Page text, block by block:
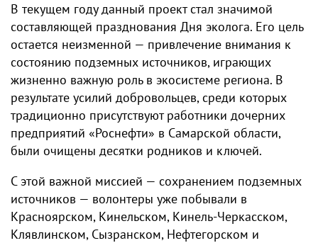
В текущем году данный проект стал значимой
составляющей празднования Дня эколога. Его цель
остается неизменной — привлечение внимания к
состоянию подземных источников, играющих
жизненно важную роль в экосистеме региона. В
результате усилий добровольцев, среди которых
традиционно присутствуют работники дочерних
предприятий «Роснефти» в Самарской области,
были очищены десятки родников и ключей.
С этой важной миссией — сохранением подземных
источников — волонтеры уже побывали в
Красноярском, Кинельском, Кинель-Черкасском,
Клявлинском, Сызранском, Нефтегорском и